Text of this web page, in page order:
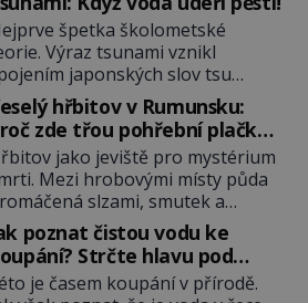
jen ne oranžová. Je fialová,
bílá, někdy dokonce téměř
Až díky stovkám let
šlechtění se z ní stává
bez které si českou
ani nedokážeme
Její příběh je […]
špetka školometské
Výraz tsunami vznikl
japonských slov tsu
a nami (vlna). Jedná se o
vlnu, která je na volném
takřka nepostřehnutelná.
je vlnová délka tsunami i 300
výška vlny na volném
je maximálně 1,5 metru.
se podobné obří vlny obávat
Evropě? Vznik tsunami si […]
hřbitov v Rumunsku:
zde třou pohřební plačky
s nouzí?
jako jeviště pro mystérium
Mezi hrobovými místy půda
slzami, smutek a
konečnosti lidské existence.
ale výjimky, kde pohřební
smutně žmoulají kapesníky
při smutečním obřadu, ale
poznat čistou vodu ke
Strčte hlavu pod
je časem koupání v přírodě.